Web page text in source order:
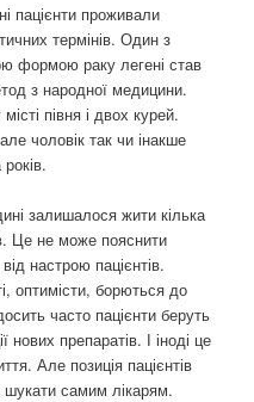
пацієнти проживали
термінів. Один з
формою раку легені став
з народної медицини.
півня і двох курей.
чоловік так чи інакше
залишалося жити кілька
Це не може пояснити
настрою пацієнтів.
оптимісти, борються до
часто пацієнти беруть
нових препаратів. І іноді це
Але позиція пацієнтів
шукати самим лікарям.